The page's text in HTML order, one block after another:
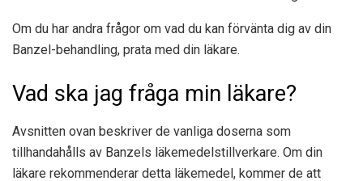
Om du har andra frågor om vad du kan förvänta dig av din
Banzel-behandling, prata med din läkare.
Vad ska jag fråga min läkare?
Avsnitten ovan beskriver de vanliga doserna som
tillhandahålls av Banzels läkemedelstillverkare. Om din
läkare rekommenderar detta läkemedel, kommer de att